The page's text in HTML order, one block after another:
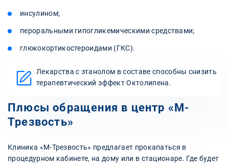
инсулином;
пероральными гипогликемическими средствами;
глюкокортикостероидами (ГКС).
Лекарства с этанолом в составе способны снизить
терапевтический эффект Октолипена.
Плюсы обращения в центр «М-
Трезвость»
Клиника «М-Трезвость» предлагает прокапаться в
процедурном кабинете, на дому или в стационаре. Где будет